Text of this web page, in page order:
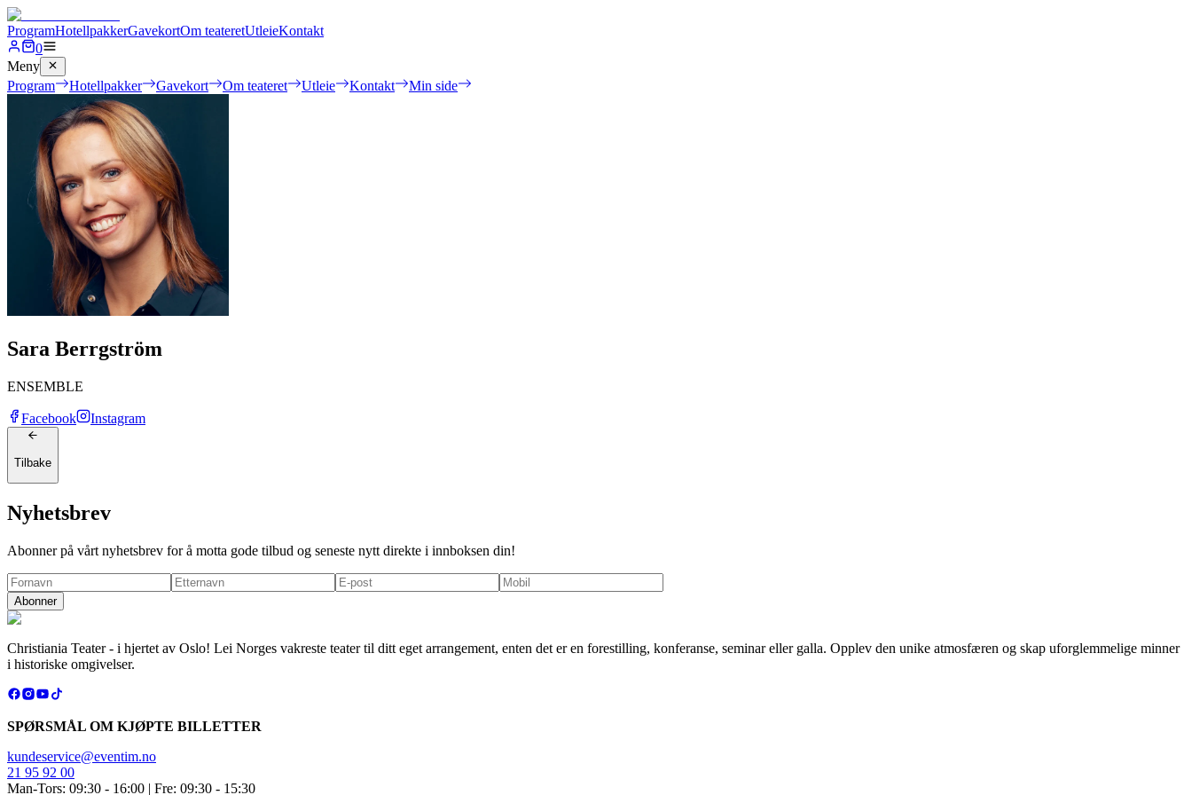
ProgramHotellpakkerGavekortOm teateretUtleieKontakt
0
Meny
Program
Hotellpakker Gavekort Om teateret Utleie Kontakt Min side
Sara Berrgström
ENSEMBLE
Facebook Instagram
Tilbake
Nyhetsbrev
Abonner på vårt nyhetsbrev for å motta gode tilbud og seneste nytt direkte i innboksen din!
Abonner
Christiania Teater - i hjertet av Oslo! Lei Norges vakreste teater til ditt eget arrangement, enten det er en forestilling, konferanse, seminar eller galla. Opplev den unike atmosfæren og skap uforglemmelige minner
i historiske omgivelser.
SPØRSMÅL OM KJØPTE BILLETTER
kundeservice@eventim.no
21 95 92 00
Man-Tors: 09:30 - 16:00 | Fre: 09:30 - 15:30